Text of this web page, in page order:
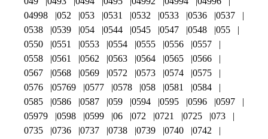
04998
052 053 0531 0532 0533 0536
0537
0538
0539 054 0544 0545 0547 0548
055
0550
0551 0553 0554 0555 0556
0557
0558
0561 0562 0563 0564 0565
0566
0567
0568 0569 0572 0573 0574
0575
0576
05769 0577 0578 058 0581
0584
0585
0586 0587 059 0594 0595 0596
0597
05979
0598 0599 06 072 0721 0725
073
0735
0736 0737 0738 0739 0740
0742